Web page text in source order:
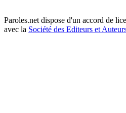
Paroles.net dispose d'un accord de
avec la Société des Editeurs et